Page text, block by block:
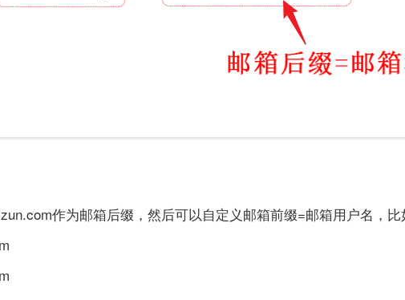
作为邮箱后缀，然后可以自定义邮箱前缀=邮箱用户名，比